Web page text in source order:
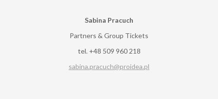
Sabina Pracuch
Partners & Group Tickets
tel. +48 509 960 218
sabina.pracuch@proidea.pl